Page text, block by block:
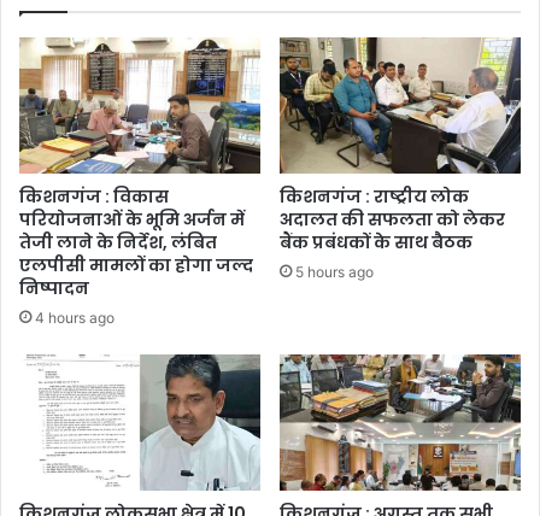
किशनगंज : विकास
परियोजनाओं के भूमि अर्जन में
तेजी लाने के निर्देश, लंबित
एलपीसी मामलों का होगा जल्द
निष्पादन
4 hours ago
किशनगंज : राष्ट्रीय लोक
अदालत की सफलता को लेकर
बैंक प्रबंधकों के साथ बैठक
5 hours ago